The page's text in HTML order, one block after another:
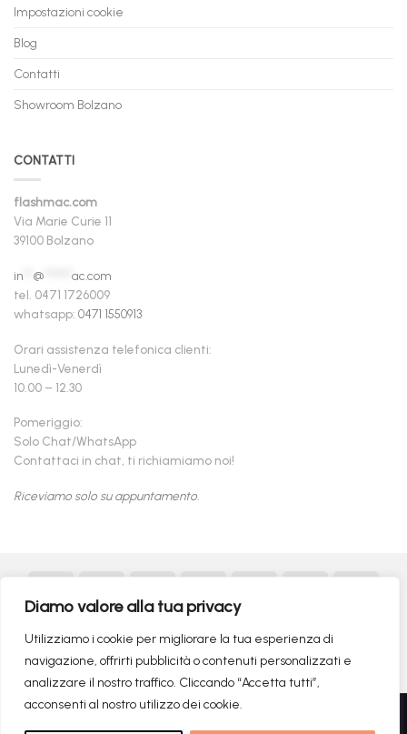
Diamo valore alla tua privacy
Utilizziamo i cookie per migliorare la tua esperienza di
navigazione, offrirti pubblicità o contenuti personalizzati e
analizzare il nostro traffico. Cliccando “Accetta tutti”,
acconsenti al nostro utilizzo dei cookie.
Impostazioni cookie
Blog
Contatti
Showroom Bolzano
CONTATTI
flashmac.com
Via Marie Curie 11
39100 Bolzano
in @
ac.com
tel. 0471 1726009
whatsapp: 0471 1550913
Orari assistenza telefonica clienti:
Lunedì-Venerdì
10.00 – 12.30
Pomeriggio:
Solo Chat/WhatsApp
Contattaci in chat, ti richiamiamo noi!
Riceviamo solo su appuntamento.
Express
Google
Pay
MasterCard
2
Klarna
Copyright 2026 ©flashmac® - MONOFASE SRL - P.IVA:
02982260214 | produced by monofase